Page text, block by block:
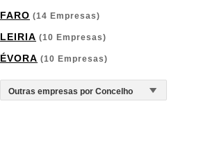
FARO (14 Empresas)
LEIRIA (10 Empresas)
ÉVORA (10 Empresas)